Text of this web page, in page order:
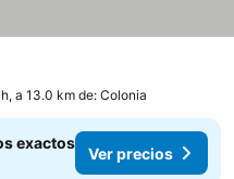
a 13.0 km de: Colonia
exactos
Ver precios